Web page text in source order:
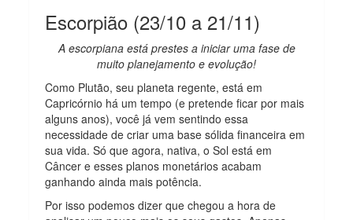
Escorpião (23/10 a 21/11)
A escorpiana está prestes a iniciar uma fase de
muito planejamento e evolução!
Como Plutão, seu planeta regente, está em
Capricórnio há um tempo (e pretende ficar por mais
alguns anos), você já vem sentindo essa
necessidade de criar uma base sólida financeira em
sua vida. Só que agora, nativa, o Sol está em
Câncer e esses planos monetários acabam
ganhando ainda mais potência.
Por isso podemos dizer que chegou a hora de